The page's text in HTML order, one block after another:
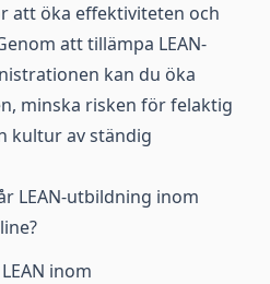
att öka effektiviteten och
att tillämpa LEAN-
kan du öka
minska risken för felaktig
kultur av ständig
LEAN-utbildning inom
inom